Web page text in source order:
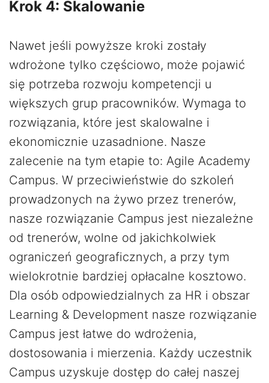
Krok 4: Skalowanie
Nawet jeśli powyższe kroki zostały
wdrożone tylko częściowo, może pojawić
się potrzeba rozwoju kompetencji u
większych grup pracowników. Wymaga to
rozwiązania, które jest skalowalne i
ekonomicznie uzasadnione. Nasze
zalecenie na tym etapie to: Agile Academy
Campus. W przeciwieństwie do szkoleń
prowadzonych na żywo przez trenerów,
nasze rozwiązanie Campus jest niezależne
od trenerów, wolne od jakichkolwiek
ograniczeń geograficznych, a przy tym
wielokrotnie bardziej opłacalne kosztowo.
Dla osób odpowiedzialnych za HR i obszar
Learning & Development nasze rozwiązanie
Campus jest łatwe do wdrożenia,
dostosowania i mierzenia. Każdy uczestnik
Campus uzyskuje dostęp do całej naszej